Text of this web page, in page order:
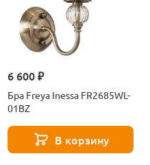
6 600 ₽
Бра Freya Inessa FR2685WL-
01BZ
В корзину